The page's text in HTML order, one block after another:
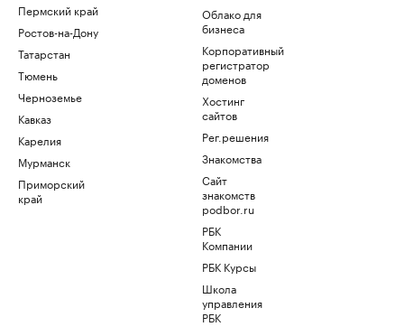
Пермский край
Ростов-на-Дону
Татарстан
Тюмень
Черноземье
Кавказ
Карелия
Мурманск
Приморский
край
Облако для
бизнеса
Корпоративный
регистратор
доменов
Хостинг
сайтов
Рег.решения
Знакомства
Сайт
знакомств
podbor.ru
РБК
Компании
РБК Курсы
Школа
управления
РБК